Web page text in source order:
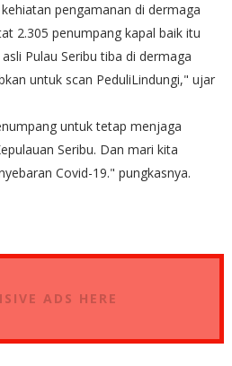
pengamanan di dermaga
2.305 penumpang kapal baik itu
Pulau Seribu tiba di dermaga
untuk scan PeduliLindungi," ujar
untuk tetap menjaga
Seribu. Dan mari kita
Covid-19." pungkasnya.
ADS HERE